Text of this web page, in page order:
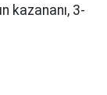
kazananı, 3-